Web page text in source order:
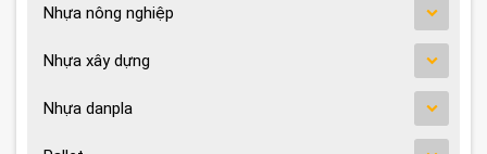
Nhựa nông nghiệp
Nhựa xây dựng
Nhựa danpla